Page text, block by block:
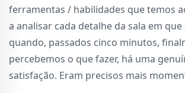
ferramentas / habilidades que temos
a analisar cada detalhe da sala em
quando, passados cinco minutos,
percebemos o que fazer, há uma
satisfação. Eram precisos mais